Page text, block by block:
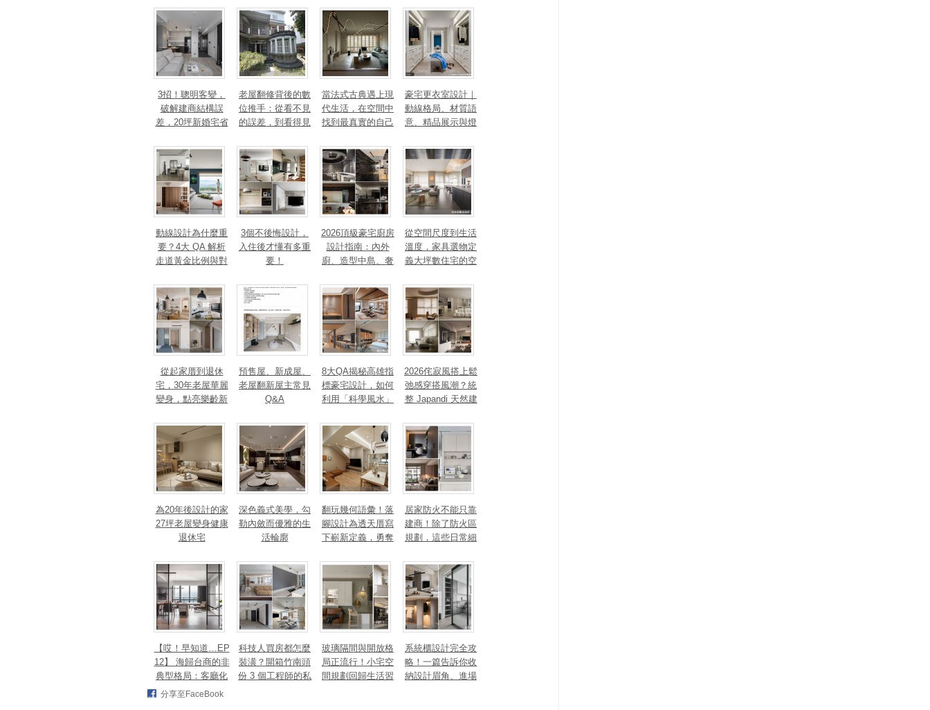
3招！聰明客變，
破解建商結構誤
差，20坪新婚宅省
錢
老屋翻修背後的數
位推手：從看不見
的誤差，到看得見
當法式古典遇上現
代生活，在空間中
找到最真實的自己
豪宅更衣室設計｜
動線格局、材質語
意、精品展示與燈
打造高訂生活儀式
動線設計為什麼重
要？4大 QA 解析
走道黃金比例與對
3個不後悔設計，
入住後才懂有多重
要！
2026頂級豪宅廚房
設計指南：內外
廚、造型中島、奢
讓廚房從空間配角
變主角！
從空間尺度到生活
溫度，家具選物定
義大坪數住宅的空
從起家厝到退休
宅，30年老屋華麗
變身，點亮樂齡新
法、英指標設計大
獎！
預售屋、新成屋、
老屋翻新屋主常見
Q&A
8大QA揭秘高雄指
標豪宅設計，如何
利用「科學風水」
量磁場？
2026侘寂風搭上鬆
弛感穿搭風潮？統
整 Japandi 天然建
有風靡全球的軟裝
家具推薦
為20年後設計的家
27坪老屋變身健康
退休宅
深色義式美學，勾
勒內斂而優雅的生
活輪廓
翻玩幾何語彙！落
腳設計為透天厝寫
下嶄新定義，勇奪
TAN 國際大獎
居家防火不能只靠
建商！除了防火區
規劃，這些日常細
【哎！早知道…EP
12】 海歸台商的非
典型格局：客廳化
身面海創作空間，
科技人買房都怎麼
裝潢？開箱竹南頭
份 3 個工程師的私
玻璃隔間與開放格
局正流行！小宅空
間規劃回歸生活習
系統櫃設計完全攻
略！一篇告訴你收
納設計眉角、進場
分享至FaceBook